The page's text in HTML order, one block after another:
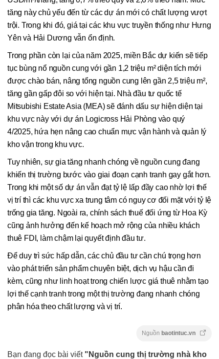
tăng này chủ yếu đến từ các dự án mới có chất lượng vượt
trội. Trong khi đó, giá tại các khu vực truyền thống như Hưng
Yên và Hải Dương vẫn ổn định.
Trong phần còn lại của năm 2025, miền Bắc dự kiến sẽ tiếp
tục bùng nổ nguồn cung với gần 1,2 triệu m² diện tích mới
được chào bán, nâng tổng nguồn cung lên gần 2,5 triệu m²,
tăng gần gấp đôi so với hiện tại. Nhà đầu tư quốc tế
Mitsubishi Estate Asia (MEA) sẽ đánh dấu sự hiện diện tại
khu vực này với dự án Logicross Hải Phòng vào quý
4/2025, hứa hẹn nâng cao chuẩn mực vận hành và quản lý
kho vận trong khu vực.
Tuy nhiên, sự gia tăng nhanh chóng về nguồn cung đang
khiến thị trường bước vào giai đoạn cạnh tranh gay gắt hơn.
Trong khi một số dự án vẫn đạt tỷ lệ lấp đầy cao nhờ lợi thế
vị trí thì các khu vực xa trung tâm có nguy cơ đối mặt với tỷ lệ
trống gia tăng. Ngoài ra, chính sách thuế đối ứng từ Hoa Kỳ
cũng ảnh hưởng đến kế hoạch mở rộng của nhiều khách
thuê FDI, làm chậm lại quyết định đầu tư.
Để duy trì sức hấp dẫn, các chủ đầu tư cần chú trọng hơn
vào phát triển sản phẩm chuyên biệt, dịch vụ hậu cần đi
kèm, cũng như linh hoạt trong chiến lược giá thuê nhằm tạo
lợi thế cạnh tranh trong một thị trường đang nhanh chóng
phân hóa theo chất lượng và vị trí.
Nguồn baotintuc.vn
Bạn đang đọc bài viết "Nguồn cung thị trường nhà kho